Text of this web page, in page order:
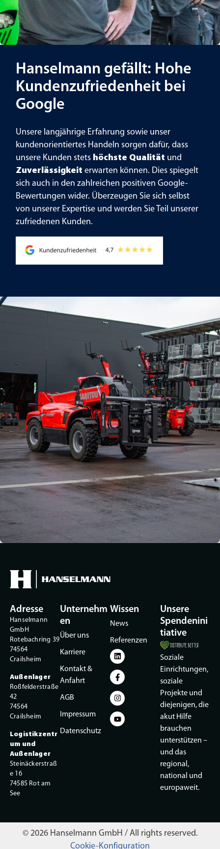
Hanselmann gefällt: Hohe
Kundenzufriedenheit bei
Google
Unsere langjährige Erfahrung sowie unser
kundenorientiertes Handeln sorgen dafür, dass
unsere Kunden stets höchste Qualität und
Zuverlässigkeit erwarten können. Dies spiegelt
sich auch in den zahlreichen positiven Google-
Bewertungen wider. Überzeugen Sie sich selbst
von unserer Expertise und werden Sie Teil unserer
zufriedenen Kunden.
Adresse
Hanselmann
GmbH
Rotebachring 39
74564
Crailsheim
Außenlager
Roßfelderstraße
42
74564
Crailsheim
Logistikzentr
um und
Außenlager
Steinäckerstraß
e 16
74585 Rot am
See
Unternehm
en
Über uns
Karriere
Kontakt &
Anfahrt
AGB
Impressum
Datenschutz
Wissen
News
Referenzen
Unsere
Spendenini
tiative
Soziale
Einrichtungen,
soziale
Projekte und
diejenigen, die
akut Hilfe
brauchen
unterstützen –
und das
regional,
national und
europaweit.
© 2026 Hanselmann GmbH / All rights reserved.
Cookie-Konfiguration